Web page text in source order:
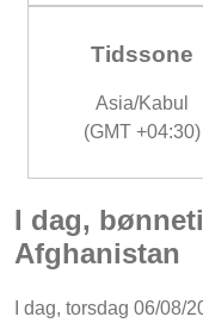
Tidssone
Asia/Kabul
(GMT +04:30)
I dag,
Afghanistan
I dag, torsdag 06/08/